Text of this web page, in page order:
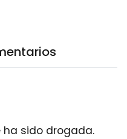
ha sido drogada.